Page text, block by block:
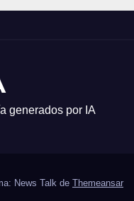
generados por IA
News Talk de Themeansar